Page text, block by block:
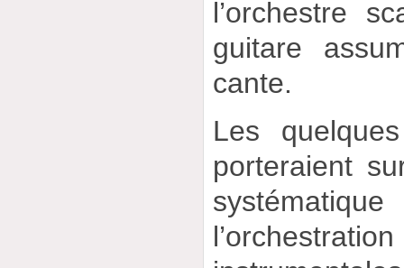
l’orchestre
guitare
cante.
Les
porteraient